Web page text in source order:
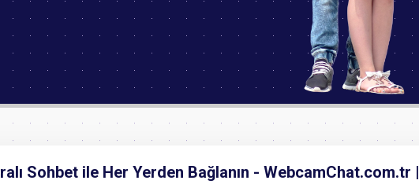
Sohbet ile Her Yerden Bağlanın - WebcamChat.com.tr |